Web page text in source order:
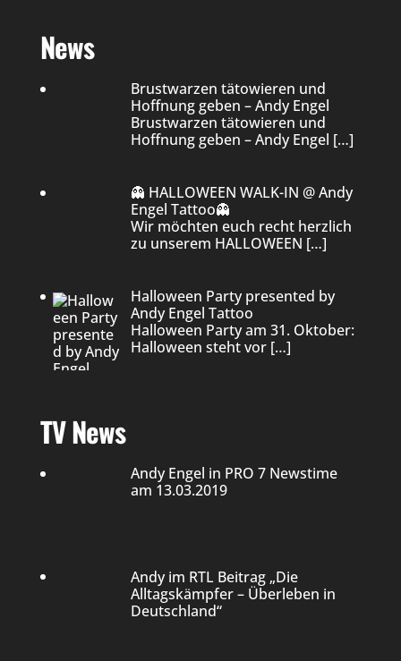
News
Brustwarzen tätowieren und
Hoffnung geben – Andy Engel
Brustwarzen tätowieren und
Hoffnung geben – Andy Engel […]
👻 HALLOWEEN WALK-IN @ Andy
Engel Tattoo👻
Wir möchten euch recht herzlich
zu unserem HALLOWEEN […]
Halloween Party presented by
Andy Engel Tattoo
Halloween Party am 31. Oktober:
Halloween steht vor […]
TV News
Andy Engel in PRO 7 Newstime
am 13.03.2019
Andy im RTL Beitrag „Die
Alltagskämpfer – Überleben in
Deutschland“